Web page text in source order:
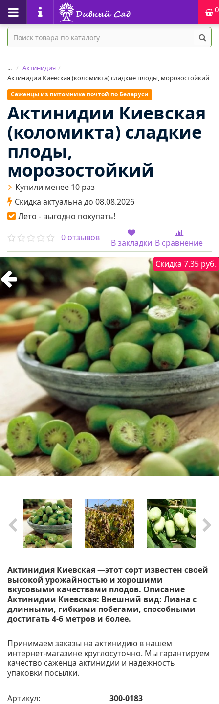
0
...
Актинидия
Актинидии Киевская (коломикта) сладкие плоды, морозостойкий
Саженцы из питомника почтой по Беларуси
Актинидии Киевская
(коломикта) сладкие
плоды,
морозостойкий
Купили менее 10 раз
Скидка актуальна до 08.08.2026
Лето - выгодно покупать!
0 отзывов
В закладки В сравнение
Скидка 7.35 руб.
Актинидия Киевская —этот сорт известен своей
высокой урожайностью и хорошими
вкусовыми качествами плодов. Описание
Актинидии Киевская: Внешний вид: Лиана с
длинными, гибкими побегами, способными
достигать 4-6 метров и более.
Принимаем заказы на актинидию в нашем
интернет-магазине круглосуточно. Мы гарантируем
качество саженца актинидии и надежность
упаковки посылки.
Артикул: 300-0183